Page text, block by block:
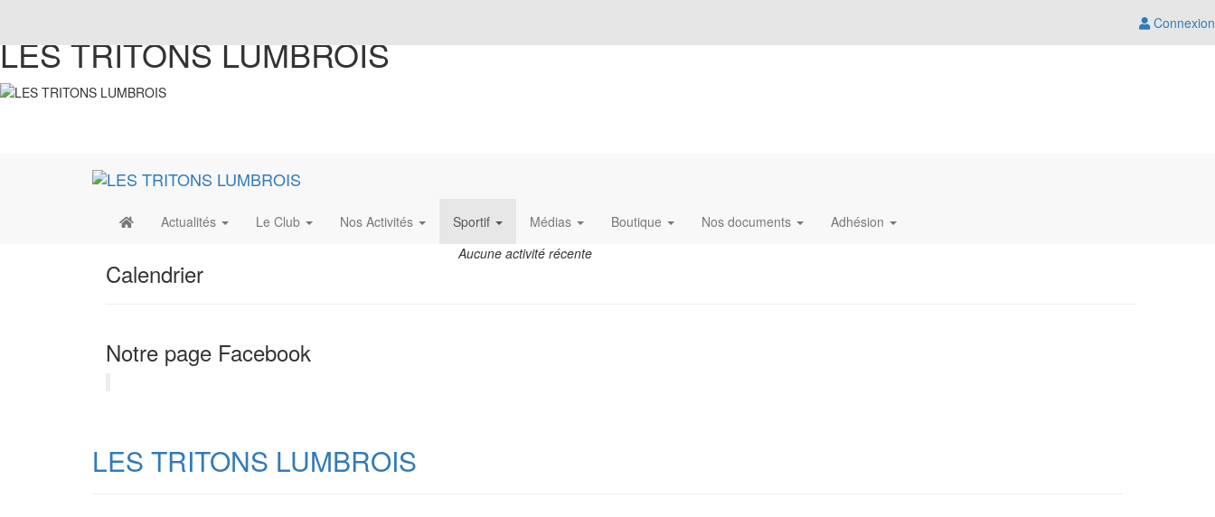
Connexion
LES TRITONS LUMBROIS
Actualités Le Club Nos Activités Sportif Médias Boutique Nos documents Adhésion
Calendrier
Notre page Facebook
Aucune activité récente
LES TRITONS LUMBROIS